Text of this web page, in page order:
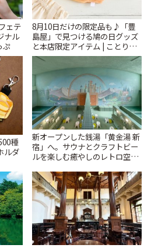
ェテ
ナル
ぷ
8月10日だけの限定品も♪「豊
島屋」で見つける鳩の日グッズ
と本店限定アイテム | ことりっ
ぷ
種
ルダ
りっ
新オープンした銭湯「黄金湯 新
宿」へ。サウナとクラフトビー
ルを楽しむ癒やしのレトロ空間